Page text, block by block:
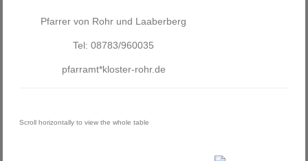
Pfarrer von Rohr und Laaberberg
Tel: 08783/960035
pfarramt*kloster-rohr.de